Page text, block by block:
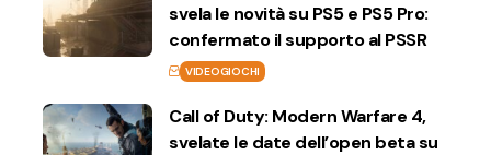
svela le novità su PS5 e PS5 Pro:
confermato il supporto al PSSR
VIDEOGIOCHI
Call of Duty: Modern Warfare 4,
svelate le date dell’open beta su